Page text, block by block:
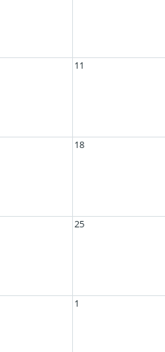
11
18
25
1